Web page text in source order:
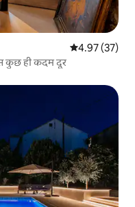
औसत रेटिंग 5 में
4.97 (37)
कुछ ही कदम दूर